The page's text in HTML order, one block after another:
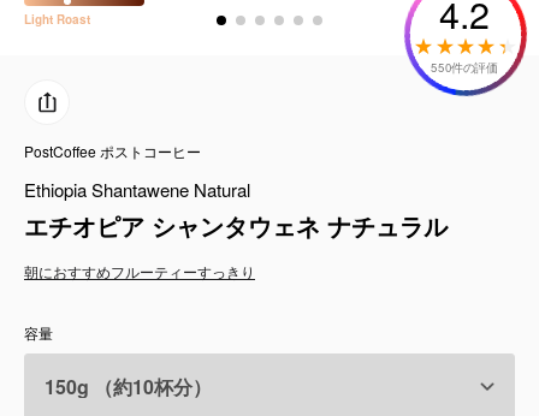
CFFBNS
ギフトセット
リキッド
特集
卸販売
コーヒーのサブスク
Light Roast 4.2
550件の評価
PostCoffee ポストコーヒー
Ethiopia Shantawene Natural
エチオピア シャンタウェネ ナチュラル
朝におすすめフルーティーすっきり
容量